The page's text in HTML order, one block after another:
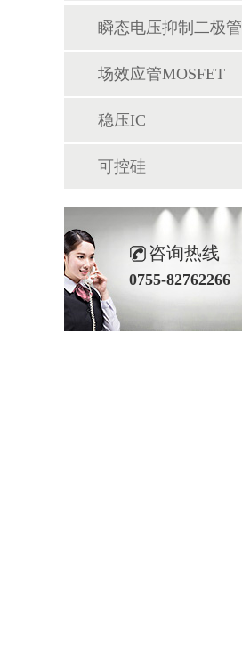
瞬态电压抑制二极管
场效应管MOSFET
稳压IC
可控硅
咨询热线
0755-82762266